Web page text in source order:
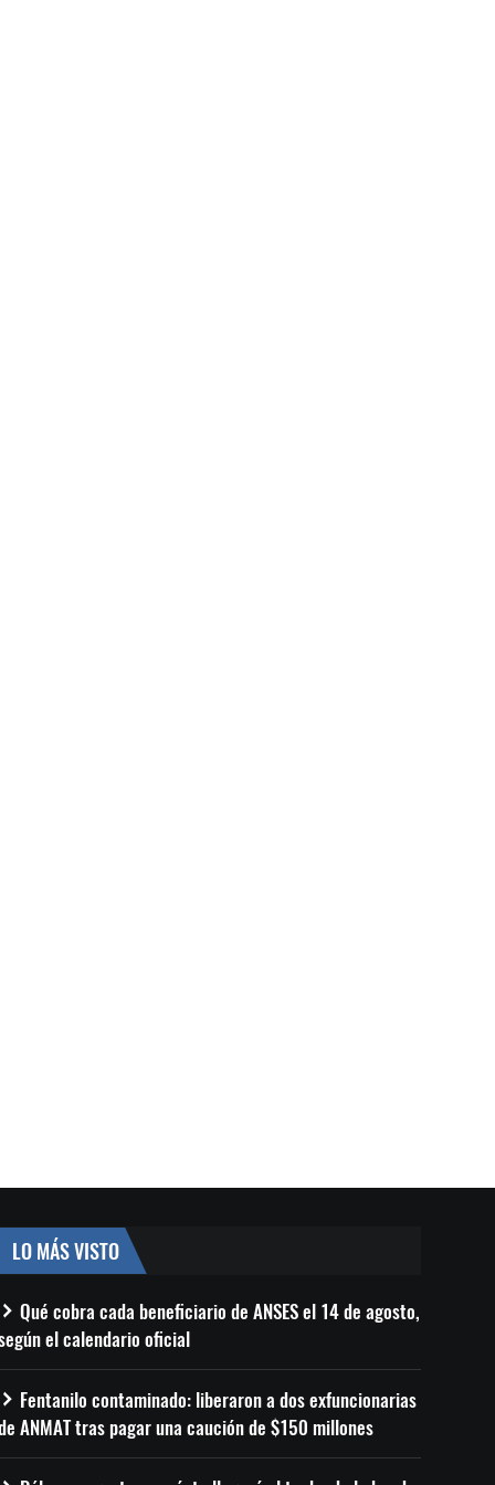
LO MÁS VISTO
Qué cobra cada beneficiario de ANSES el 14 de agosto,
el calendario oficial
Fentanilo contaminado: liberaron a dos exfuncionarias
ANMAT tras pagar una caución de $150 millones